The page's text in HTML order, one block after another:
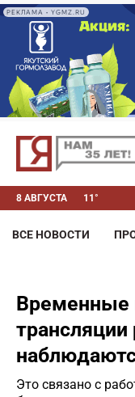
РЕКЛАМА • YGMZ.RU
8 АВГУСТА 11°
ВСЕ НОВОСТИ
Это связано с